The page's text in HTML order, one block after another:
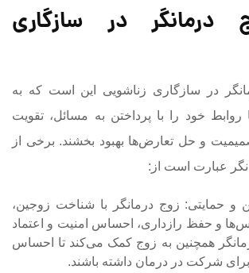
در سازگاری
در سازگاری زناشویی این است که به
خود را با پرداختن به مسائل، تقویت
و حل تعارض‌ها بهبود بخشند. برخی از
عبارت‌ است از:
و حمایتی: زوج درمانگر با شناخت زوجین،
و حفظ رازداری، احساس امنیت و اعتماد
همچنین به زوج کمک می‌کند تا احساس
برای شرکت در درمان داشته باشند.